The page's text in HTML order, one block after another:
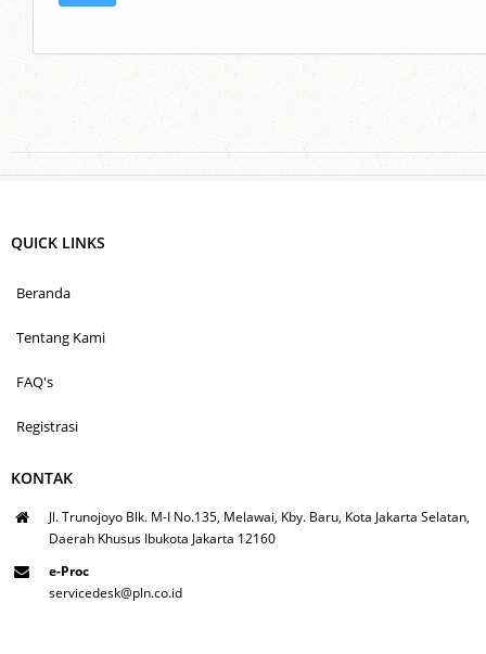
QUICK LINKS
Beranda
Tentang Kami
FAQ's
Registrasi
KONTAK
Jl. Trunojoyo Blk. M-I No.135, Melawai, Kby. Baru, Kota Jakarta Selatan,
Daerah Khusus Ibukota Jakarta 12160
e-Proc
servicedesk@pln.co.id